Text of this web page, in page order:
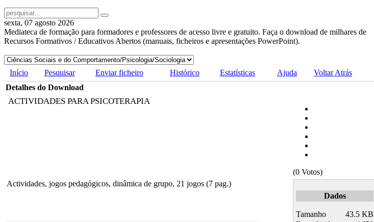
sexta, 07 agosto 2026
Mediateca de formação para formadores e professores de acesso livre e gratuito. Faça o download de milhares de
Recursos Formativos / Educativos Abertos (manuais, ficheiros e apresentações PowerPoint).
Início Pesquisar Enviar ficheiro Histórico Estatísticas Ajuda
Voltar Atrás
Detalhes do Download
ACTIVIDADES PARA PSICOTERAPIA
(0 Votos)
Actividades, jogos pedagógicos, dinâmica de grupo, 21 jogos (7 pag.)
Dados
Tamanho
43.5 KB